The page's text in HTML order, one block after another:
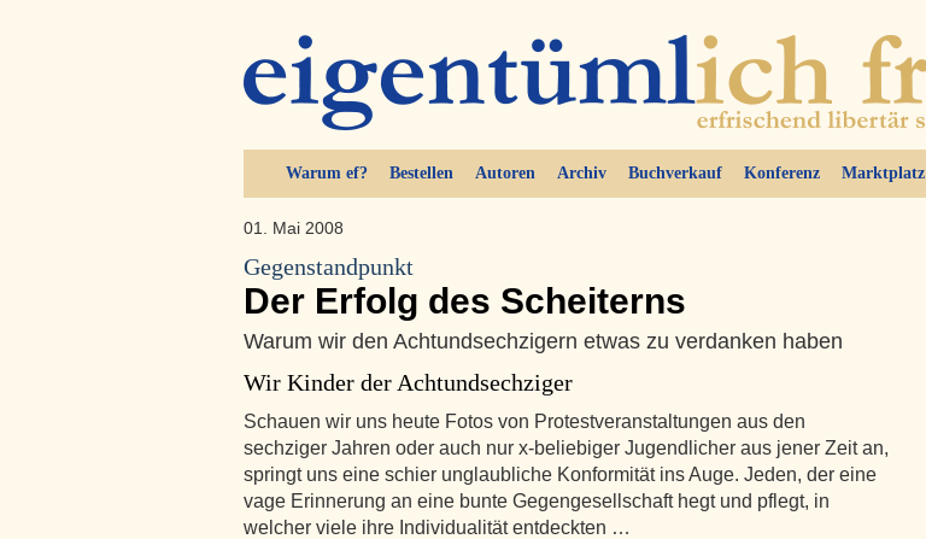
Warum ef? Bestellen Autoren Archiv Buchverkauf Konferenz Marktplatz
01. Mai 2008
Gegenstandpunkt
Der Erfolg des Scheiterns
Warum wir den Achtundsechzigern etwas zu verdanken haben
Wir Kinder der Achtundsechziger
Schauen wir uns heute Fotos von Protestveranstaltungen aus den
sechziger Jahren oder auch nur x-beliebiger Jugendlicher aus jener Zeit an,
springt uns eine schier unglaubliche Konformität ins Auge. Jeden, der eine
vage Erinnerung an eine bunte Gegengesellschaft hegt und pflegt, in
welcher viele ihre Individualität entdeckten …